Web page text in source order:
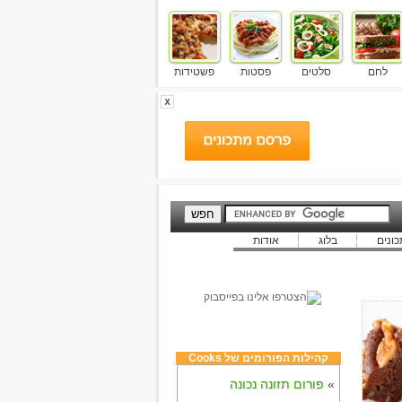
לחם סלטים פסטות פשטידות
בלוג אודות
קהילות הפורומים של Cooks
» פורום תזונה נכונה